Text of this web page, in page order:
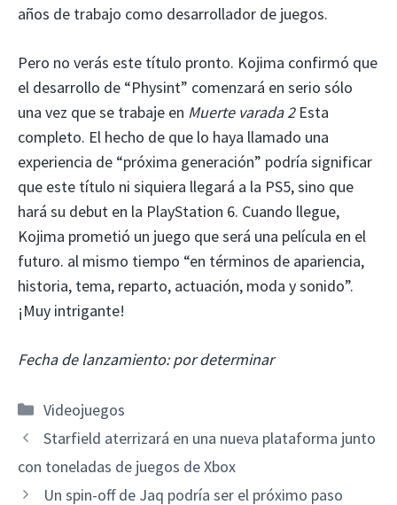
años de trabajo como desarrollador de juegos.
Pero no verás este título pronto. Kojima confirmó que
el desarrollo de “Physint” comenzará en serio sólo
una vez que se trabaje en Muerte varada 2Esta
completo. El hecho de que lo haya llamado una
experiencia de “próxima generación” podría significar
que este título ni siquiera llegará a la PS5, sino que
hará su debut en la PlayStation 6. Cuando llegue,
Kojima prometió un juego que será una película en el
futuro. al mismo tiempo “en términos de apariencia,
historia, tema, reparto, actuación, moda y sonido”.
¡Muy intrigante!
Fecha de lanzamiento: por determinar
Categorías
Videojuegos
Starfield aterrizará en una nueva plataforma junto
con toneladas de juegos de Xbox
Un spin-off de Jaq podría ser el próximo paso